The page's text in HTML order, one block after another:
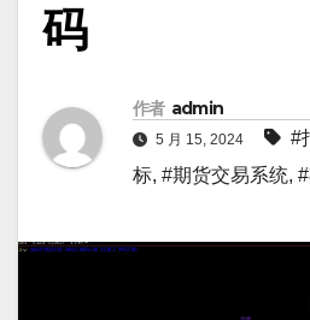
码
作者 admin
5 月 15, 2024 #
标, #期货交易系统,